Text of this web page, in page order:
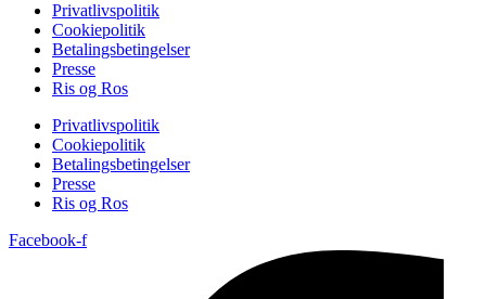
Privatlivspolitik
Cookiepolitik
Betalingsbetingelser
Presse
Ris og Ros
Privatlivspolitik
Cookiepolitik
Betalingsbetingelser
Presse
Ris og Ros
Facebook-f